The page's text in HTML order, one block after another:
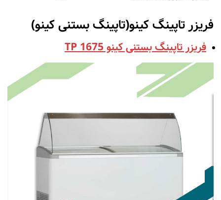
فریزر تاپینگ کینو(تاپینگ بستنی کینو)
فریزر تاپینگ بستنی کینو TP 1675